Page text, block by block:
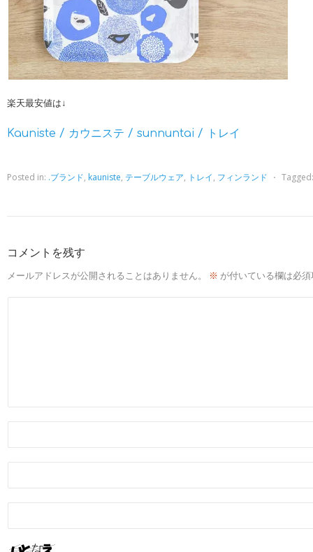
楽天最安値は↓
Kauniste / カウニステ / sunnuntai / トレイ
Posted in: .ブランド, kauniste, テーブルウェア, トレイ, フィンランド ⋅ Tagged:
コメントを残す
メールアドレスが公開されることはありません。
※ が付いている欄は必